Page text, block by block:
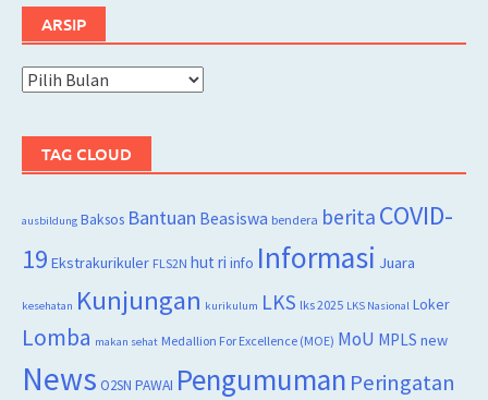
ARSIP
Arsip
TAG CLOUD
ausbildung Baksos Bantuan Beasiswa bendera berita COVID-
19 Ekstrakurikuler FLS2N hut ri info Informasi Juara
kesehatan Kunjungan kurikulum LKS lks 2025 LKS Nasional Loker
Lomba makan sehat Medallion For Excellence (MOE) MoU MPLS new
News O2SN PAWAI Pengumuman Peringatan